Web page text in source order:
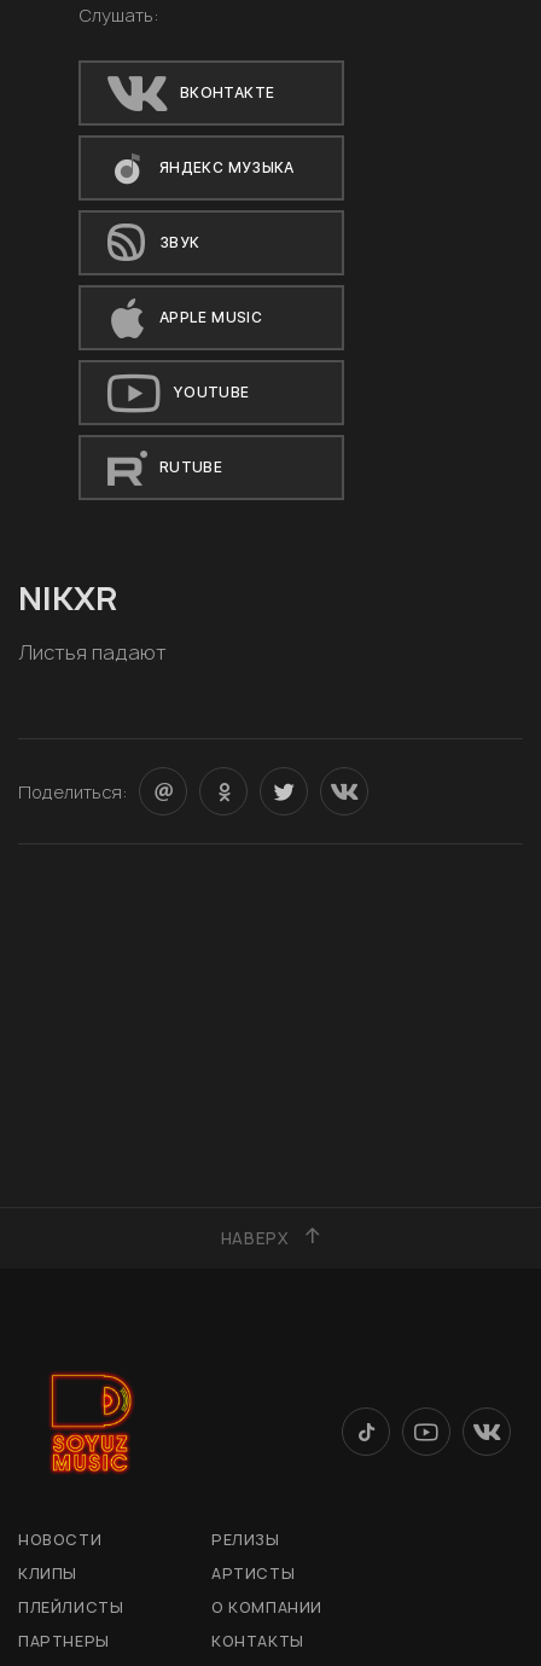
Слушать:
ВКОНТАКТЕ
ЯНДЕКС МУЗЫКА
ЗВУК
APPLE MUSIC
YOUTUBE
RUTUBE
NIKXR
Листья падают
Поделиться:
НАВЕРХ
НОВОСТИ
РЕЛИЗЫ
КЛИПЫ
АРТИСТЫ
ПЛЕЙЛИСТЫ
О КОМПАНИИ
ПАРТНЕРЫ
КОНТАКТЫ